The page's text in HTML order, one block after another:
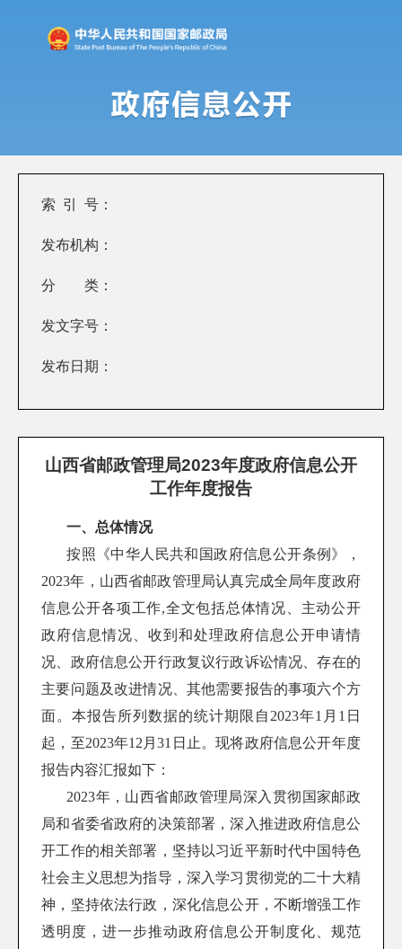
索 引 号：
发布机构：
分 类：
发文字号：
发布日期：
山西省邮政管理局2023年度政府信息公开
工作年度报告
一、总体情况
按照《中华人民共和国政府信息公开条例》，
2023年，山西省邮政管理局认真完成全局年度政府
信息公开各项工作,全文包括总体情况、主动公开
政府信息情况、收到和处理政府信息公开申请情
况、政府信息公开行政复议行政诉讼情况、存在的
主要问题及改进情况、其他需要报告的事项六个方
面。本报告所列数据的统计期限自 2023年1 月 1 日
起，至2023年12 月31 日止。现将政府信息公开年度
报告内容汇报如下：
2023年，山西省邮政管理局深入贯彻国家邮政
局和省委省政府的决策部署，深入推进政府信息公
开工作的相关部署，坚持以习近平新时代中国特色
社会主义思想为指导，深入学习贯彻党的二十大精
神，坚持依法行政，深化信息公开，不断增强工作
透明度，进一步推动政府信息公开制度化、规范